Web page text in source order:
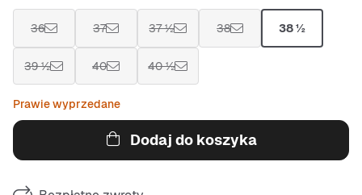
36 37 37 ½ 38 38 ½
39 ½ 40 40 ½
Prawie wyprzedane
Dodaj do koszyka